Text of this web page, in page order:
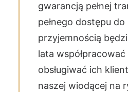
gwarancją pełnej
pełnego dostępu
przyjemnością
lata
obsługiwać ich
naszej wiodącej na